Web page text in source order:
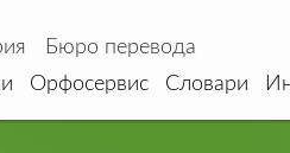
Бюро перевода
Орфосервис Словари